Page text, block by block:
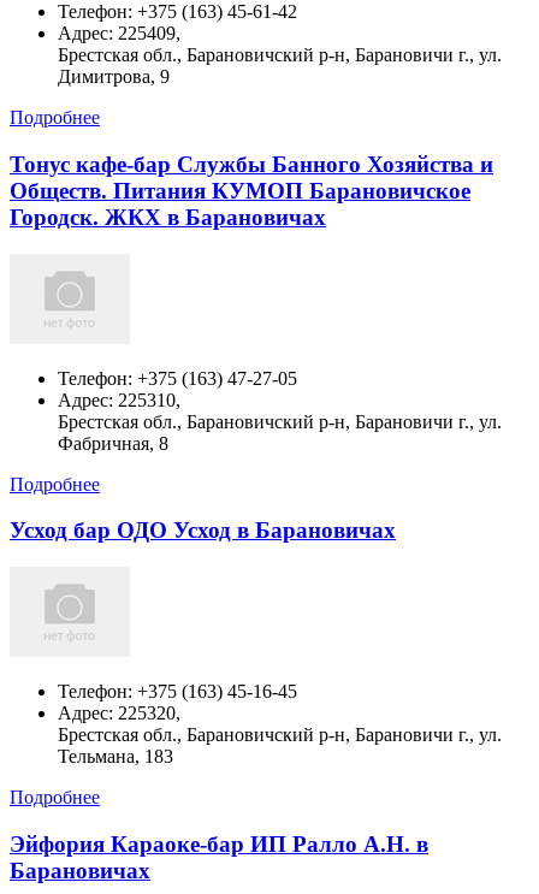
Телефон: +375 (163) 45-61-42
Адрес: 225409,
Брестская обл., Барановичский р-н, Барановичи г., ул.
Димитрова, 9
Подробнее
Тонус кафе-бар Службы Банного Хозяйства и
Обществ. Питания КУМОП Барановичское
Городск. ЖКХ в Барановичах
Телефон: +375 (163) 47-27-05
Адрес: 225310,
Брестская обл., Барановичский р-н, Барановичи г., ул.
Фабричная, 8
Подробнее
Усход бар ОДО Усход в Барановичах
Телефон: +375 (163) 45-16-45
Адрес: 225320,
Брестская обл., Барановичский р-н, Барановичи г., ул.
Тельмана, 183
Подробнее
Эйфория Караоке-бар ИП Ралло А.Н. в
Барановичах